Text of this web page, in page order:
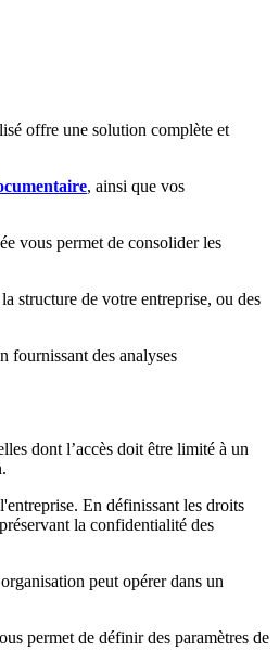
offre une solution complète et
, ainsi que vos
vous permet de consolider les
structure de votre entreprise, ou des
fournissant des analyses
dont l’accès doit être limité à un
En définissant les droits
la confidentialité des
peut opérer dans un
permet de définir des paramètres de